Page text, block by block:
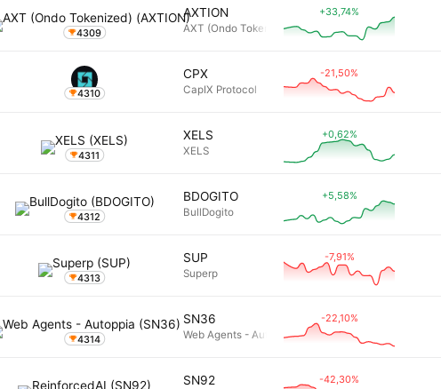
4309
AXTION
AXT (Ondo Tokenized)
+33,74%
4310 CapIX Protocol
-21,50%
4311
XELS +0,62%
4312
BDOGITO
BullDogito
+5,58%
4313 Superp
-7,91%
4314
SN36
Web Agents - Autoppia
-22,10%
SN92 -42,30%